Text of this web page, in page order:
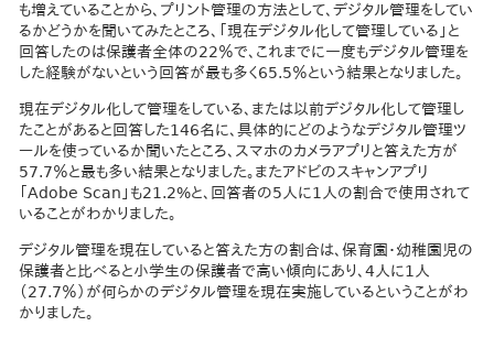
も増えていることから、プリント管理の方法として、デジタル管理をしてい
るかどうかを聞いてみたところ、「現在デジタル化して管理している」と
回答したのは保護者全体の22％で、これまでに一度もデジタル管理を
した経験がないという回答が最も多く65.5％という結果となりました。
現在デジタル化して管理をしている、または以前デジタル化して管理し
たことがあると回答した146名に、具体的にどのようなデジタル管理ツ
ールを使っているか聞いたところ、スマホのカメラアプリと答えた方が
57.7％と最も多い結果となりました。またアドビのスキャンアプリ
「Adobe Scan」も21.2%と、回答者の5人に1人の割合で使用されて
いることがわかりました。
デジタル管理を現在していると答えた方の割合は、保育園・幼稚園児の
保護者と比べると小学生の保護者で高い傾向にあり、4人に1人
（27.7％）が何らかのデジタル管理を現在実施しているということがわ
かりました。